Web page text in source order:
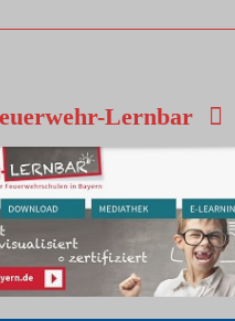
Lernbar